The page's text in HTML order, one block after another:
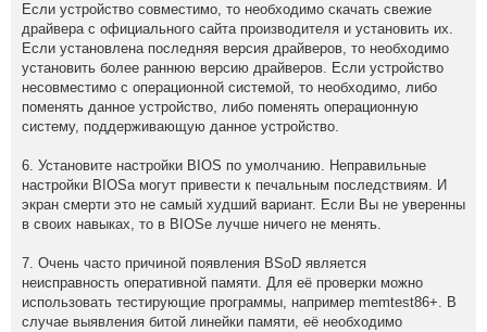
Если устройство совместимо, то необходимо скачать свежие
драйвера с официального сайта производителя и установить их.
Если установлена последняя версия драйверов, то необходимо
установить более раннюю версию драйверов. Если устройство
несовместимо с операционной системой, то необходимо, либо
поменять данное устройство, либо поменять операционную
систему, поддерживающую данное устройство.
6. Установите настройки BIOS по умолчанию. Неправильные
настройки BIOSа могут привести к печальным последствиям. И
экран смерти это не самый худший вариант. Если Вы не уверенны
в своих навыках, то в BIOSе лучше ничего не менять.
7. Очень часто причиной появления BSoD является
неисправность оперативной памяти. Для её проверки можно
использовать тестирующие программы, например memtest86+. В
случае выявления битой линейки памяти, её необходимо